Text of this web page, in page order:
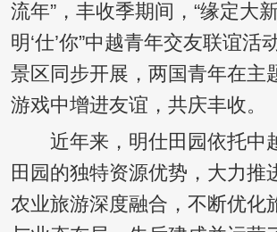
流年”，丰收季期间，“缘定大
明‘仕’你”中越青年交友联谊活
景区同步开展，两国青年在主
游戏中增进友谊，共庆丰收。
近年来，明仕田园依托中
田园的独特资源优势，大力推
农业旅游深度融合，不断优化